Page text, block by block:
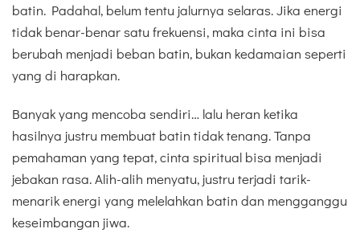
batin. Padahal, belum tentu jalurnya selaras. Jika energi
tidak benar-benar satu frekuensi, maka cinta ini bisa
berubah menjadi beban batin, bukan kedamaian seperti
yang di harapkan.
Banyak yang mencoba sendiri… lalu heran ketika
hasilnya justru membuat batin tidak tenang. Tanpa
pemahaman yang tepat, cinta spiritual bisa menjadi
jebakan rasa. Alih-alih menyatu, justru terjadi tarik-
menarik energi yang melelahkan batin dan mengganggu
keseimbangan jiwa.